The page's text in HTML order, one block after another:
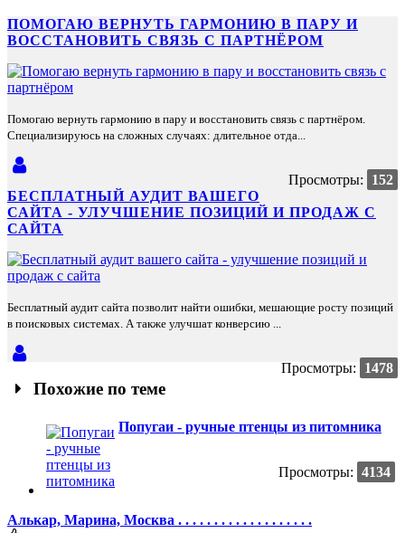
ПОМОГАЮ ВЕРНУТЬ ГАРМОНИЮ В ПАРУ И
ВОССТАНОВИТЬ СВЯЗЬ С ПАРТНЁРОМ
Помогаю вернуть гармонию в пару и восстановить связь с партнёром.
Специализируюсь на сложных случаях: длительное отда...
Просмотры:
152
БЕСПЛАТНЫЙ АУДИТ ВАШЕГО
САЙТА - УЛУЧШЕНИЕ ПОЗИЦИЙ И ПРОДАЖ С
САЙТА
Бесплатный аудит сайта позволит найти ошибки, мешающие росту позиций
в поисковых системах. А также улучшат конверсию ...
Просмотры: 1478
Похожие по теме
Попугаи - ручные птенцы из питомника
Просмотры: 4134
Алькар, Марина, Москва . . . . . . . . . . . . . . . . . . .